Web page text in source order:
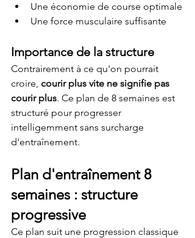
Une économie de course optimale
Une force musculaire suffisante
Importance de la structure
Contrairement à ce qu'on pourrait
croire, courir plus vite ne signifie pas
courir plus. Ce plan de 8 semaines est
structuré pour progresser
intelligemment sans surcharge
d'entraînement.
Plan d'entraînement 8
semaines : structure
progressive
Ce plan suit une progression classique